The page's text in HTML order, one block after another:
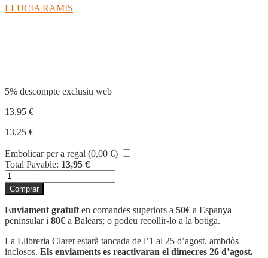
LLUCIA RAMIS
5% descompte exclusiu web
13,95 €
13,25 €
Embolicar per a regal (0,00 €)
Total Payable: 13,95 €
quantitat
de
EL
PETIT
MENJATEMPS
Comprar
Enviament gratuït en comandes superiors a 50€ a Espanya
peninsular i 80€ a Balears; o podeu recollir-lo a la botiga.
La Llibreria Claret estarà tancada de l’1 al 25 d’agost, ambdòs
inclosos. Els enviaments es reactivaran el dimecres 26 d’agost.